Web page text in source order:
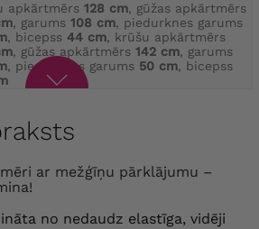
apkārtmērs 128 cm, gūžas apkārtmērs
, garums 108 cm, piedurknes garums
, bicepss 44 cm, krūšu apkārtmērs
, gūžas apkārtmērs 142 cm, garums
, piedurknes garums 50 cm, bicepss
apkārtmērs
, garums 108 cm
, gūžas apkārtmērs 142 cm, garums
, piedurknes garums 50 cm , bicepss
no nedaudz elastīga, vidēji